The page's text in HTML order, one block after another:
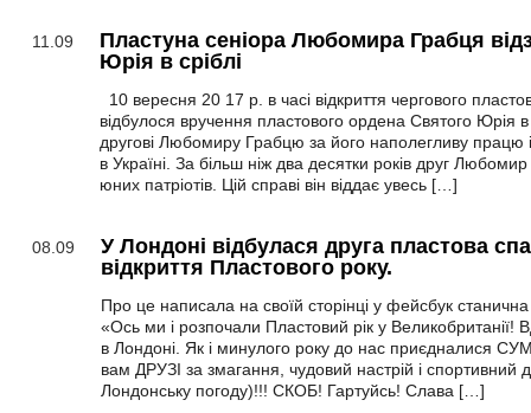
11.09
Пластуна сеніора Любомира Грабця
Юрія в сріблі
10 вересня 20 17 р. в часі відкриття чергового
відбулося вручення пластового ордена Святого Юрія в
другові Любомиру Грабцю за його наполегливу працю
в Україні. За більш ніж два десятки років друг
юних патріотів. Цій справі він віддає увесь […]
08.09
У Лондоні відбулася друга пластова
відкриття Пластового року.
Про це написала на своїй сторінці у фейсбук
«Ось ми і розпочали Пластовий рік у Великобританії!
в Лондоні. Як і минулого року до нас приєдналися
вам ДРУЗІ за змагання, чудовий настрій і
Лондонську погоду)!!! СКОБ! Гартуйсь! Слава […]